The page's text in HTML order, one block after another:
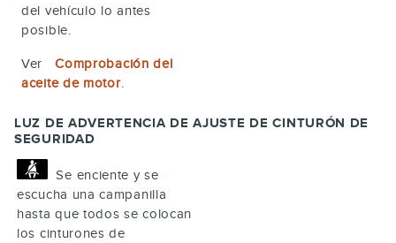
del vehículo lo antes
posible.
VerComprobación del
aceite de motor.
LUZ DE ADVERTENCIA DE AJUSTE DE CINTURÓN DE
SEGURIDAD
Se enciente y se
escucha una campanilla
hasta que todos se colocan
los cinturones de